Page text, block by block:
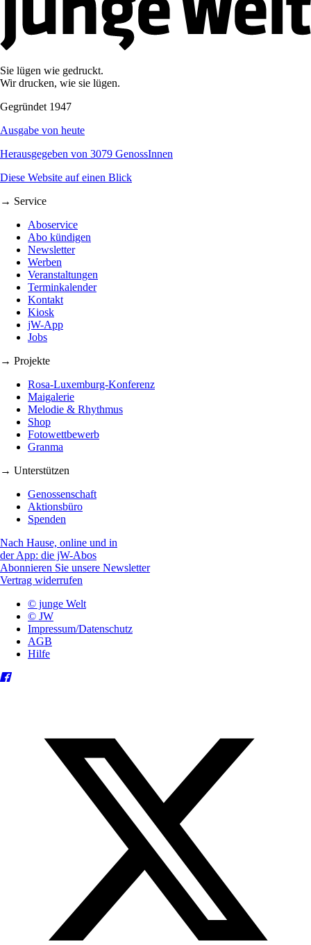
Sie lügen wie gedruckt.
Wir drucken, wie sie lügen.
Gegründet 1947
Ausgabe von heute
Herausgegeben von 3079 GenossInnen
Diese Website auf einen Blick
→ Service
Aboservice
Abo kündigen
Newsletter
Werben
Veranstaltungen
Terminkalender
Kontakt
Kiosk
jW-App
Jobs
→ Projekte
Rosa-Luxemburg-Konferenz
Maigalerie
Melodie & Rhythmus
Shop
Fotowettbewerb
Granma
→ Unterstützen
Genossenschaft
Aktionsbüro
Spenden
Nach Hause, online und in
der App: die jW-Abos
Abonnieren Sie unsere Newsletter
Vertrag widerrufen
© junge Welt
© JW
Impressum/Datenschutz
AGB
Hilfe